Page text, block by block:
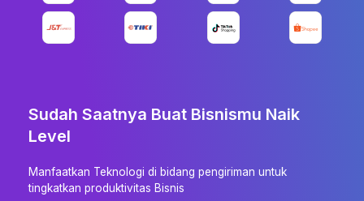
Sudah Saatnya Buat Bisnismu Naik
Level
Manfaatkan Teknologi di bidang pengiriman untuk
tingkatkan produktivitas Bisnis